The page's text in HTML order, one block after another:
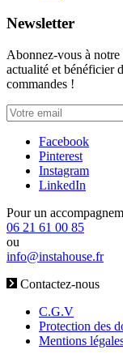
Newsletter
Abonnez-vous à
actualité et bénéficier
commandes !
Facebook
Pinterest
Instagram
LinkedIn
Pour un
06 21 61 00 85
ou
info@instahouse.fr
Contactez-nous
C.G.V
Protection des
Mentions